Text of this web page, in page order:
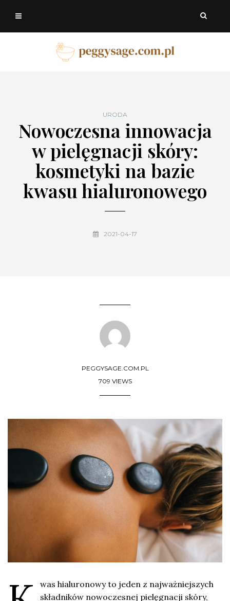
URODA
Nowoczesna innowacja
w pielęgnacji skóry:
kosmetyki na bazie
kwasu hialuronowego
2021-04-17
PEGGYSAGE.COM.PL
709 VIEWS
was hialuronowy to jeden z najważniejszych
składników nowoczesnej pielęgnacji skóry,